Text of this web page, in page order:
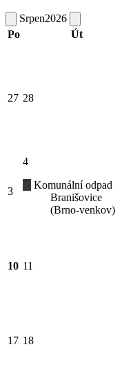
Srpen2026
Po
Út
27 28
3
4
Komunální odpad
Branišovice
(Brno-venkov)
10 11
17 18